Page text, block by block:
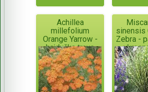
Achillea
millefolium
Orange Yarrow -
hajdučka trava
sinensis
Zebra -